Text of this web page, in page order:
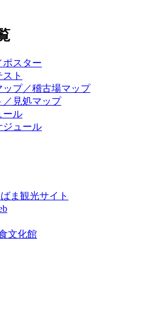
ポスター
ト
ップ／稽古場マップ
／見処マップ
ール
ジュール
ま観光サイト
文化館